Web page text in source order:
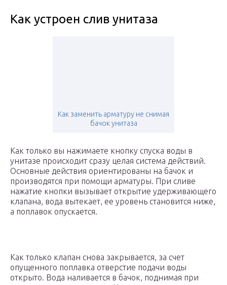
Как устроен слив унитаза
Как заменить арматуру не снимая
бачок унитаза
Как только вы нажимаете кнопку спуска воды в
унитазе происходит сразу целая система действий.
Основные действия ориентированы на бачок и
производятся при помощи арматуры. При сливе
нажатие кнопки вызывает открытие удерживающего
клапана, вода вытекает, ее уровень становится ниже,
а поплавок опускается.
Как только клапан снова закрывается, за счет
опущенного поплавка отверстие подачи воды
открыто. Вода наливается в бачок, поднимая при